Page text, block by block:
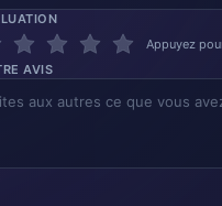
Appuyez
AVIS